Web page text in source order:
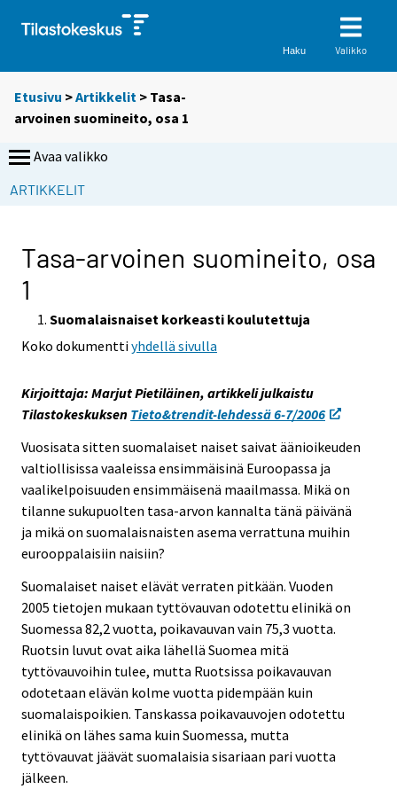
Haku Valikko
Etusivu >Artikkelit > Tasa-
arvoinen suomineito, osa 1
Avaa valikko
ARTIKKELIT
Tasa-arvoinen suomineito, osa
1
Suomalaisnaiset korkeasti koulutettuja
Koko dokumenttiyhdellä sivulla
Kirjoittaja: Marjut Pietiläinen, artikkeli julkaistu
Tilastokeskuksen Tieto&trendit-lehdessä 6-7/2006
Vuosisata sitten suomalaiset naiset saivat äänioikeuden
valtiollisissa vaaleissa ensimmäisinä Euroopassa ja
vaalikelpoisuuden ensimmäisenä maailmassa. Mikä on
tilanne sukupuolten tasa-arvon kannalta tänä päivänä
ja mikä on suomalaisnaisten asema verrattuna muihin
eurooppalaisiin naisiin?
Suomalaiset naiset elävät verraten pitkään. Vuoden
2005 tietojen mukaan tyttövauvan odotettu elinikä on
Suomessa 82,2 vuotta, poikavauvan vain 75,3 vuotta.
Ruotsin luvut ovat aika lähellä Suomea mitä
tyttövauvoihin tulee, mutta Ruotsissa poikavauvan
odotetaan elävän kolme vuotta pidempään kuin
suomalaispoikien. Tanskassa poikavauvojen odotettu
elinikä on lähes sama kuin Suomessa, mutta
tyttövauvat jäävät suomalaisia sisariaan pari vuotta
jälkeen.